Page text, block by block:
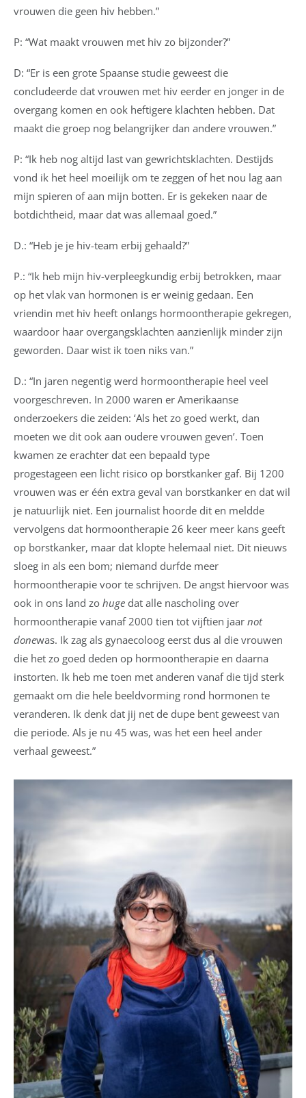
vrouwen die geen hiv hebben.”
P: “Wat maakt vrouwen met hiv zo bijzonder?”
D: “Er is een grote Spaanse studie geweest die
concludeerde dat vrouwen met hiv eerder en jonger in de
overgang komen en ook heftigere klachten hebben. Dat
maakt die groep nog belangrijker dan andere vrouwen.”
P: “Ik heb nog altijd last van gewrichtsklachten. Destijds
vond ik het heel moeilijk om te zeggen of het nou lag aan
mijn spieren of aan mijn botten. Er is gekeken naar de
botdichtheid, maar dat was allemaal goed.”
D.: “Heb je je hiv-team erbij gehaald?”
P.: “Ik heb mijn hiv-verpleegkundig erbij betrokken, maar
op het vlak van hormonen is er weinig gedaan. Een
vriendin met hiv heeft onlangs hormoontherapie gekregen,
waardoor haar overgangsklachten aanzienlijk minder zijn
geworden. Daar wist ik toen niks van.”
D.: “In jaren negentig werd hormoontherapie heel veel
voorgeschreven. In 2000 waren er Amerikaanse
onderzoekers die zeiden: ‘Als het zo goed werkt, dan
moeten we dit ook aan oudere vrouwen geven’. Toen
kwamen ze erachter dat een bepaald type
progestageen een licht risico op borstkanker gaf. Bij 1200
vrouwen was er één extra geval van borstkanker en dat wil
je natuurlijk niet. Een journalist hoorde dit en meldde
vervolgens dat hormoontherapie 26 keer meer kans geeft
op borstkanker, maar dat klopte helemaal niet. Dit nieuws
sloeg in als een bom; niemand durfde meer
hormoontherapie voor te schrijven. De angst hiervoor was
ook in ons land zo huge dat alle nascholing over
hormoontherapie vanaf 2000 tien tot vijftien jaar not
donewas. Ik zag als gynaecoloog eerst dus al die vrouwen
die het zo goed deden op hormoontherapie en daarna
instorten. Ik heb me toen met anderen vanaf die tijd sterk
gemaakt om die hele beeldvorming rond hormonen te
veranderen. Ik denk dat jij net de dupe bent geweest van
die periode. Als je nu 45 was, was het een heel ander
verhaal geweest.”